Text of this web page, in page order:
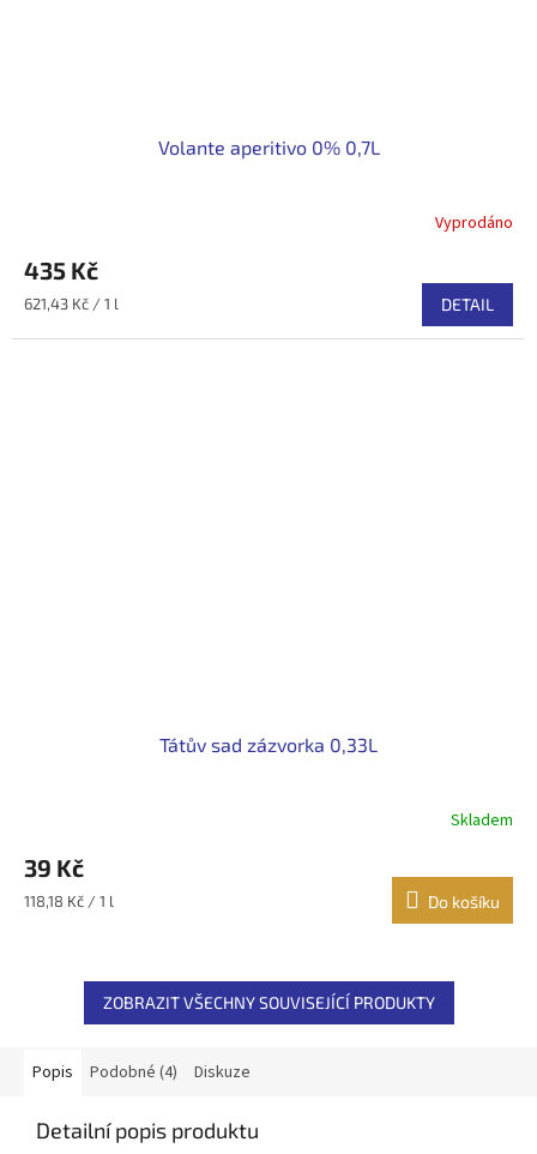
Volante aperitivo 0% 0,7L
Vyprodáno
435 Kč
Měrná
621,43 Kč / 1 l DETAIL
Tátův sad zázvorka 0,33L
Skladem
39 Kč
Měrná
118,18 Kč / 1 l Do košíku
ZOBRAZIT VŠECHNY SOUVISEJÍCÍ PRODUKTY
Popis Podobné (4) Diskuze
Detailní popis produktu